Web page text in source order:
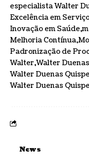
especialista Walter
Excelência em
Inovação em Saúde
Melhoria Contínua
Padronização de
Walter Walter Duenas
Walter Duenas
Walter Duenas
News